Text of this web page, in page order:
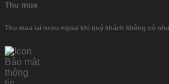
Thu mua
Thu mua lại rượu ngoại khi quý khách không có